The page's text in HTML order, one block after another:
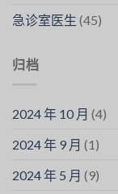
急诊室医生 (45)
归档
2024 年 10 月 (4)
2024 年 9 月 (1)
2024 年 5 月 (9)